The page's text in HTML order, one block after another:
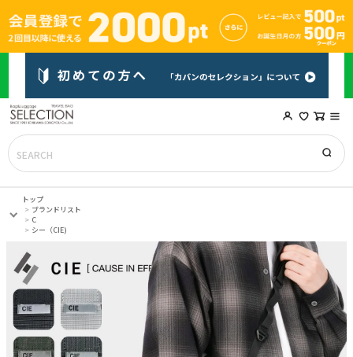
トップ
ブランドリスト
C
シー（CIE)